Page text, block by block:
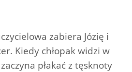
zabiera Józię i
Kiedy chłopak widzi w
płakać z tęsknoty